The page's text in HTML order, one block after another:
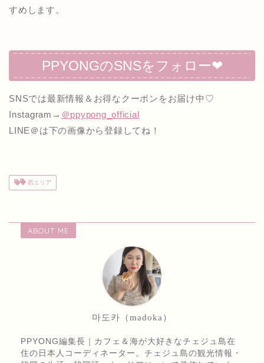
すめします。
PPYONGのSNSをフォロー❤
SNSでは最新情報＆お得なクーポンをお届け中♡
Instagram→ ＠ppypong_official
LINE＠は下の画像から登録してね！
西エリア
ABOUT ME
마도카（madoka）
PPYONG編集長｜カフェ＆海が大好きなチェジュ島在
住の日本人コーディネーター。チェジュ島の観光情報・